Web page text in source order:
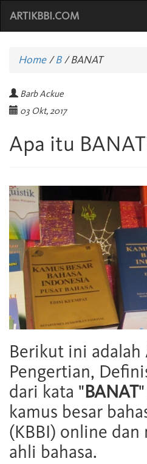
ARTIKBBI.COM
Home/B /BANAT
Barb Ackue
03 Okt, 2017
Apa itu
Berikut ini
Pengertian,
dari kata "BANAT
kamus besar
(KBBI) online
ahli bahasa.